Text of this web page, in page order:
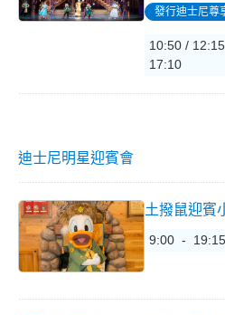
發行迪士尼尊
10:50 /
17:10
迪士尼明星迎賓會
土撥鼠迎賓
9:00 - 19:15